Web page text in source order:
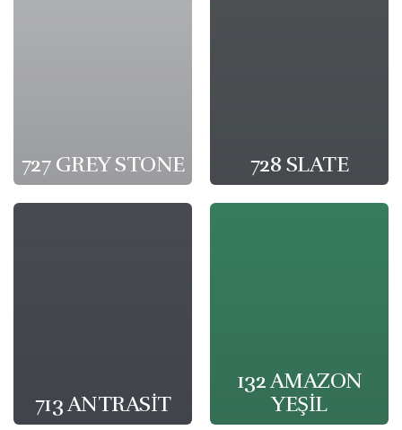
727 GREY STONE 728 SLATE
713 ANTRASİT
132 AMAZON
YEŞİL